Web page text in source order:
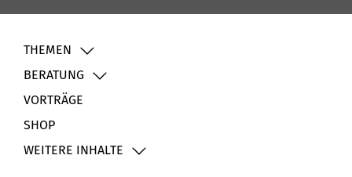
THEMEN
BERATUNG
VORTRÄGE
SHOP
WEITERE INHALTE